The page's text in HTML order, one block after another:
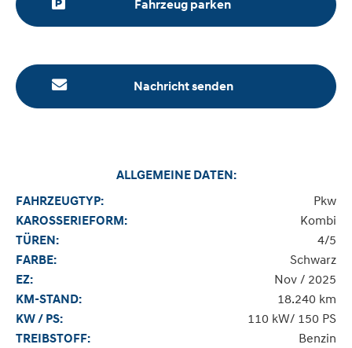
Fahrzeug parken
Nachricht senden
ALLGEMEINE DATEN:
FAHRZEUGTYP:
Pkw
KAROSSERIEFORM:
Kombi
TÜREN:
4/5
FARBE:
Schwarz
EZ:
Nov / 2025
KM-STAND:
18.240 km
KW / PS:
110 kW/ 150 PS
TREIBSTOFF:
Benzin